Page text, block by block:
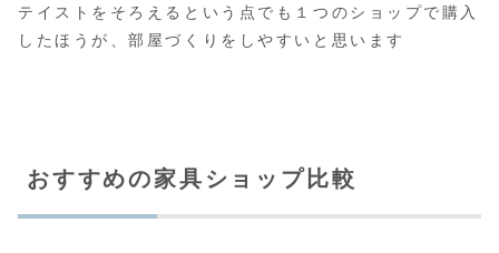
テイストをそろえるという点でも１つのショップで購入
したほうが、部屋づくりをしやすいと思います
おすすめの家具ショップ比較